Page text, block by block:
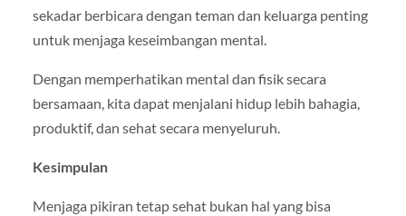
sekadar berbicara dengan teman dan keluarga penting
untuk menjaga keseimbangan mental.
Dengan memperhatikan mental dan fisik secara
bersamaan, kita dapat menjalani hidup lebih bahagia,
produktif, dan sehat secara menyeluruh.
Kesimpulan
Menjaga pikiran tetap sehat bukan hal yang bisa